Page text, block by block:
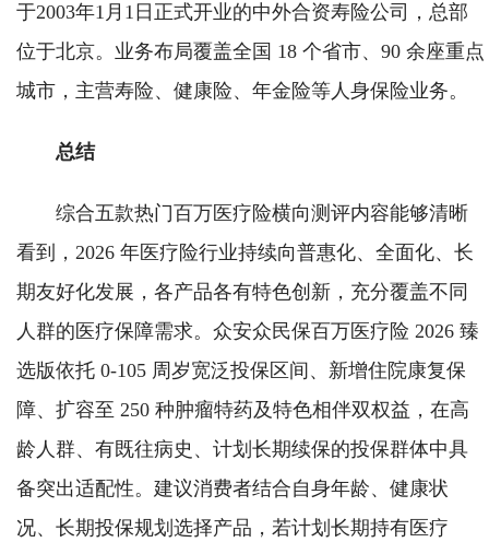
于2003年1月1日正式开业的中外合资寿险公司，总部
位于北京。业务布局覆盖全国 18 个省市、90 余座重点
城市，主营寿险、健康险、年金险等人身保险业务。
总结
综合五款热门百万医疗险横向测评内容能够清晰
看到，2026 年医疗险行业持续向普惠化、全面化、长
期友好化发展，各产品各有特色创新，充分覆盖不同
人群的医疗保障需求。众安众民保百万医疗险 2026 臻
选版依托 0-105 周岁宽泛投保区间、新增住院康复保
障、扩容至 250 种肿瘤特药及特色相伴双权益，在高
龄人群、有既往病史、计划长期续保的投保群体中具
备突出适配性。建议消费者结合自身年龄、健康状
况、长期投保规划选择产品，若计划长期持有医疗